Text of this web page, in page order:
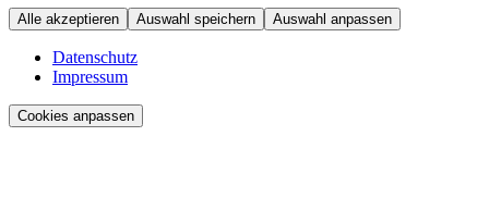
Alle akzeptieren Auswahl speichern Auswahl anpassen
Datenschutz
Impressum
Cookies anpassen